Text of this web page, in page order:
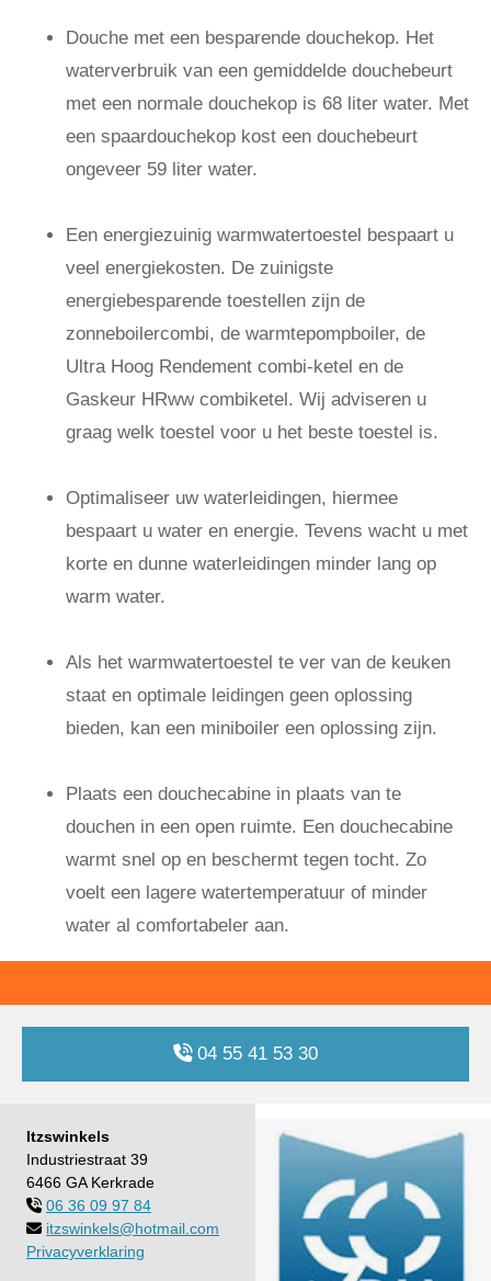
Douche met een besparende douchekop. Het
waterverbruik van een gemiddelde douchebeurt
met een normale douchekop is 68 liter water. Met
een spaardouchekop kost een douchebeurt
ongeveer 59 liter water.
Een energiezuinig warmwatertoestel bespaart u
veel energiekosten. De zuinigste
energiebesparende toestellen zijn de
zonneboilercombi, de warmtepompboiler, de
Ultra Hoog Rendement combi-ketel en de
Gaskeur HRww combiketel. Wij adviseren u
graag welk toestel voor u het beste toestel is.
Optimaliseer uw waterleidingen, hiermee
bespaart u water en energie. Tevens wacht u met
korte en dunne waterleidingen minder lang op
warm water.
Als het warmwatertoestel te ver van de keuken
staat en optimale leidingen geen oplossing
bieden, kan een miniboiler een oplossing zijn.
Plaats een douchecabine in plaats van te
douchen in een open ruimte. Een douchecabine
warmt snel op en beschermt tegen tocht. Zo
voelt een lagere watertemperatuur of minder
water al comfortabeler aan.
04 55 41 53 30
Itzswinkels
Industriestraat 39
6466 GA Kerkrade
 06 36 09 97 84
 itzswinkels@hotmail.com
Privacyverklaring